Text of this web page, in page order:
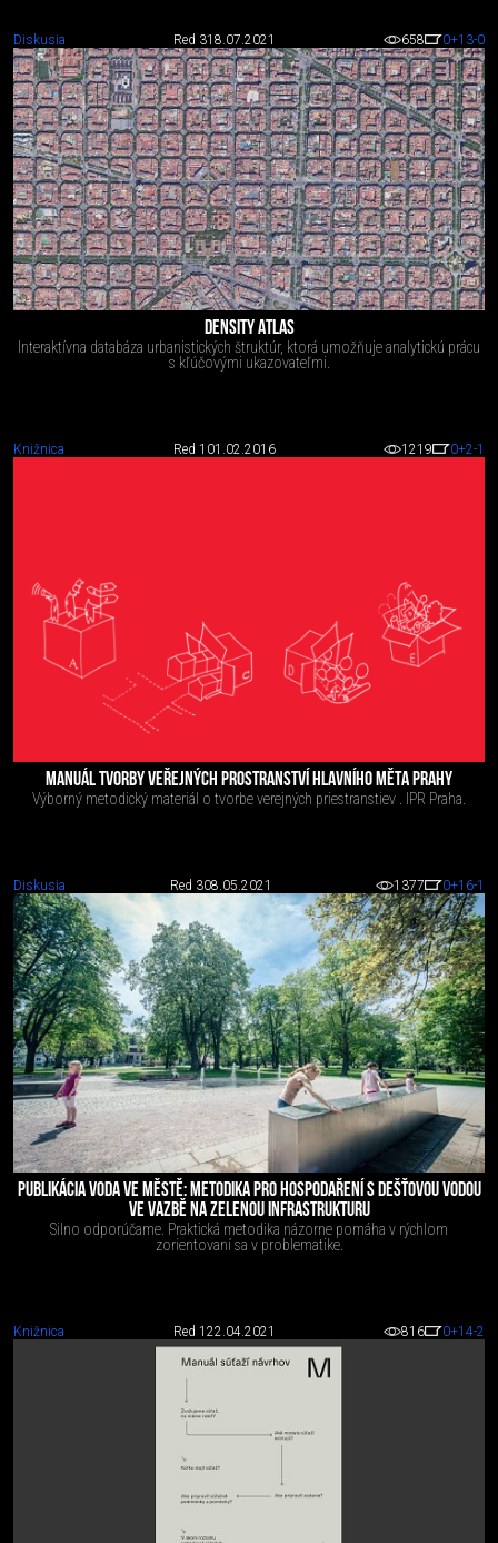
Diskusia Red 318.07.2021 658 0+13-0
DENSITY ATLAS
Interaktívna databáza urbanistických štruktúr, ktorá umožňuje analytickú prácu
s kľúčovými ukazovateľmi.
Knižnica Red 1 01.02.2016 1219 0+2-1
MANUÁL TVORBY VEŘEJNÝCH PROSTRANSTVÍ HLAVNÍHO MĚTA PRAHY
Výborný metodický materiál o tvorbe verejných priestranstiev . IPR Praha.
Diskusia Red 308.05.2021 1377 0+16-1
PUBLIKÁCIA VODA VE MĚSTĚ: METODIKA PRO HOSPODAŘENÍ S DEŠŤOVOU VODOU
VE VAZBĚ NA ZELENOU INFRASTRUKTURU
Silno odporúčame. Praktická metodika názorne pomáha v rýchlom
zorientovaní sa v problematike.
Knižnica Red 1 22.04.2021 816 0+14-2